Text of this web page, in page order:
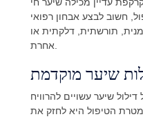
עדיין מכילה שיער חי
חשוב לבצע אבחון רפואי
תורשתית, דלקתית או
אחרת.
שיער מוקדמת
שיער עשויים להרוויח
הטיפול היא לחזק את